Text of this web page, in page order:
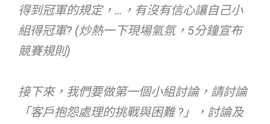
得到冠軍的規定，…，有沒有信心讓自己小
組得冠軍? (炒熱一下現場氣氛，5分鐘宣布
競賽規則)
接下來，我們要做第一個小組討論，請討論
「客戶抱怨處理的挑戰與困難 ?」，討論及